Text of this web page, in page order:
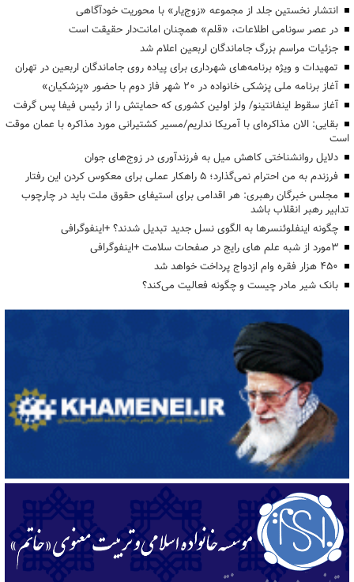
انتشار نخستین جلد از مجموعه «زوج‌یار» با محوریت خودآگاهی
در عصر سونامی اطلاعات، «قلم» همچنان امانت‌دار حقیقت است
جزئیات مراسم بزرگ جاماندگان اربعین اعلام شد
تمهیدات و ویژه برنامه‌های شهرداری برای پیاده روی جاماندگان اربعین در تهران
آغاز برنامه ملی پزشکی خانواده در ۲۰ شهر فاز دوم با حضور «پزشکیان»
آغاز سقوط اینفانتینو/ ولز اولین کشوری که حمایتش را از رئیس فیفا پس گرفت
بقایی: الان مذاکره‌ای با آمریکا نداریم/مسیر کشتیرانی مورد مذاکره با عمان موقت
است
دلایل روانشناختی کاهش میل به فرزندآوری در زوج‌های جوان
فرزندم به من احترام نمی‌گذارد؛ ۵ راهکار عملی برای معکوس کردن این رفتار
مجلس خبرگان رهبری: هر اقدامی برای استیفای حقوق ملت باید در چارچوب
تدابیر رهبر انقلاب باشد
چگونه اینفلوئنسرها به الگوی نسل جدید تبدیل شدند؟ +اینفوگرافی
3مورد از شبه علم های رایج در صفحات سلامت +اینفوگرافی
۴۵۰ هزار فقره وام ازدواج پرداخت خواهد شد
بانک شیر مادر چیست و چگونه فعالیت می‌کند؟